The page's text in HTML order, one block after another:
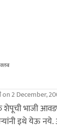
on 2 December,
भाजी
इथे येऊ